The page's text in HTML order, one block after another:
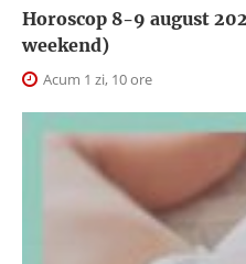
Horoscop 8-9 august
weekend)
Acum 1 zi, 10 ore